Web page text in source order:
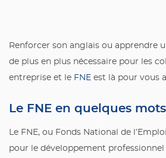
Renforcer son anglais ou apprendre
de plus en plus nécessaire pour les
entreprise et le FNE est là pour vous
Le FNE en quelques mots
Le FNE, ou Fonds National de
pour le développement professionnel